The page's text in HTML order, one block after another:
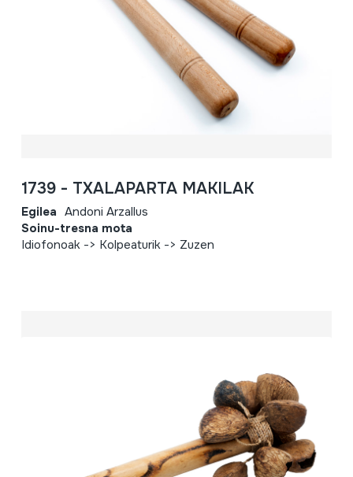
1739 - TXALAPARTA MAKILAK
Egilea Andoni Arzallus
Soinu-tresna mota
Idiofonoak -> Kolpeaturik -> Zuzen